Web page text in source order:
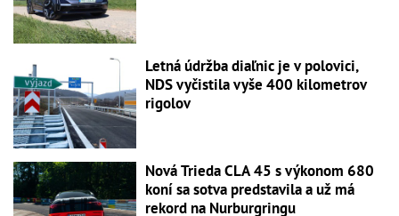
Letná údržba diaľnic je v polovici,
NDS vyčistila vyše 400 kilometrov
rigolov
Nová Trieda CLA 45 s výkonom 680
koní sa sotva predstavila a už má
rekord na Nurburgringu